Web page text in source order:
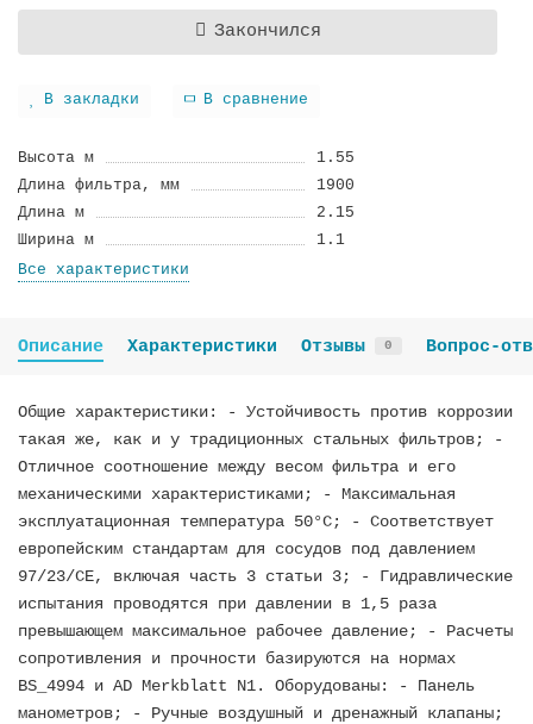
Закончился
В закладки В сравнение
Высота м
1.55
Длина фильтра, мм
1900
Длина м
2.15
Ширина м
1.1
Все характеристики
Описание Характеристики Отзывы 0 Вопрос-
Общие характеристики: - Устойчивость против коррозии
такая же, как и у традиционных стальных фильтров; -
Отличное соотношение между весом фильтра и его
механическими характеристиками; - Максимальная
эксплуатационная температура 50°C; - Соответствует
европейским стандартам для сосудов под давлением
97/23/CE, включая часть 3 статьи 3; - Гидравлические
испытания проводятся при давлении в 1,5 раза
превышающем максимальное рабочее давление; - Расчеты
сопротивления и прочности базируются на нормах
BS_4994 и AD Merkblatt N1. Оборудованы: - Панель
манометров; - Ручные воздушный и дренажный клапаны;